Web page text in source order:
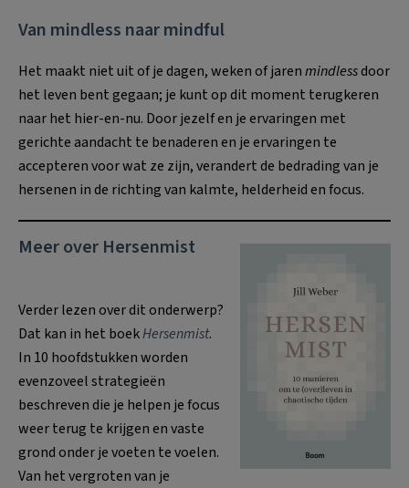
Van mindless naar mindful
Het maakt niet uit of je dagen, weken of jarenmindlessdoor
het leven bent gegaan; je kunt op dit moment terugkeren
naar het hier-en-nu. Door jezelf en je ervaringen met
gerichte aandacht te benaderen en je ervaringen te
accepteren voor wat ze zijn, verandert de bedrading van je
hersenen in de richting van kalmte, helderheid en focus.
Meer over Hersenmist
Verder lezen over dit onderwerp?
Dat kan in het boekHersenmist.
In 10 hoofdstukken worden
evenzoveel strategieën
beschreven die je helpen je focus
weer terug te krijgen en vaste
grond onder je voeten te voelen.
Van het vergroten van je